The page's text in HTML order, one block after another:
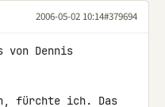
2006-05-02 10:14#379694
von Dennis
fürchte ich. Das